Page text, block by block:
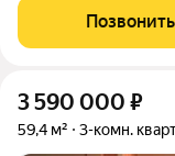
системы уже
электропроводка и
Позвонить
3 590 000 ₽
59,4 м² 3-комн.